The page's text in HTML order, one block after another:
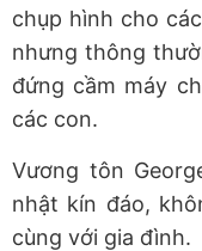
chụp hình cho
nhưng thông
đứng cầm máy
các con.
Vương tôn
nhật kín đáo,
cùng với gia đình.